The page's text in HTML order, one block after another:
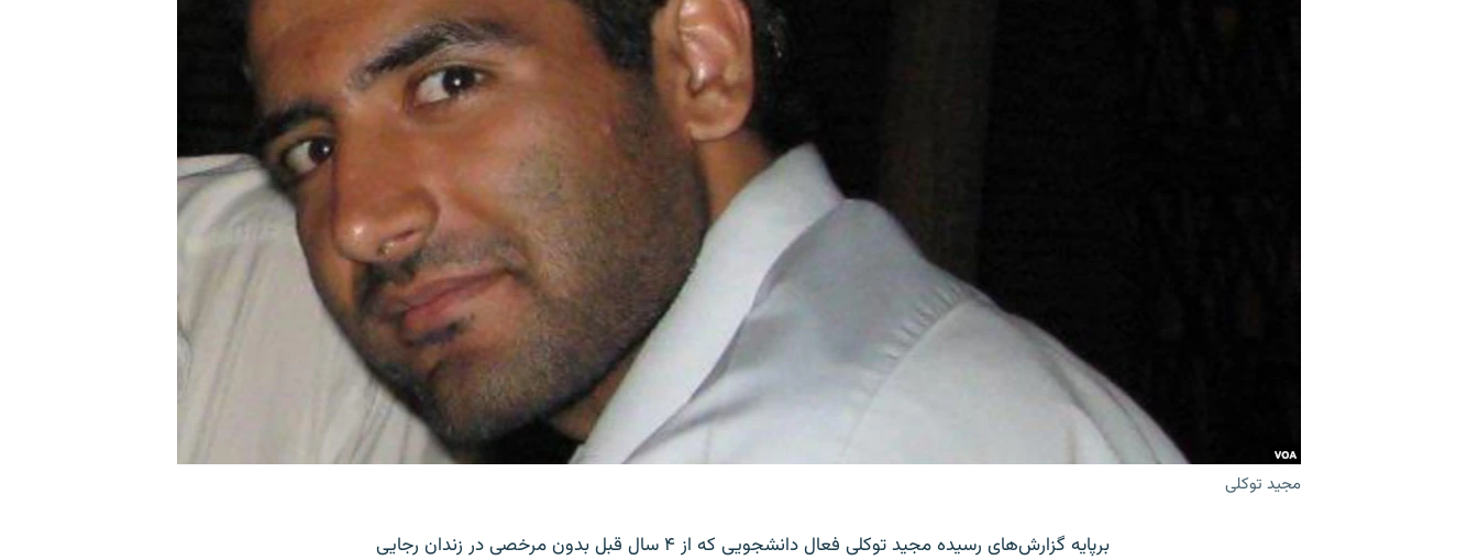
مجید توکلی
برپایه گزارش‌های رسیده مجید توکلی فعال دانشجویی که از ۴ سال قبل بدون مرخصی در زندان رجایی